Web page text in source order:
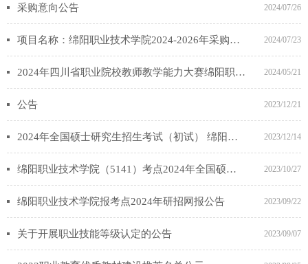
2024/07/26
采购意向公告
2024/07/23
项目名称：绵阳职业技术学院2024-2026年采购代理机构比选公告
2024/05/21
2024年四川省职业院校教师教学能力大赛绵阳职业技术学院参赛团队信息公示
2023/12/21
公告
2023/12/14
2024年全国硕士研究生招生考试（初试） 绵阳职业技术学院考点（5141）考前公告
2023/10/27
绵阳职业技术学院（5141）考点2024年全国硕士研究生招生考试网上报名信息确认公告
2023/09/22
绵阳职业技术学院报考点2024年研招网报公告
2023/09/07
关于开展职业技能等级认定的公告